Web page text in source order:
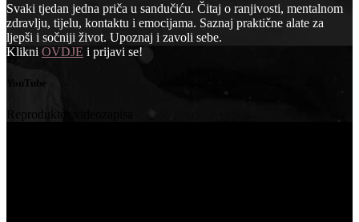
Svaki tjedan jedna priča u sandučiću. Čitaj o ranjivosti, mentalnom
zdravlju, tijelu, kontaktu i emocijama. Saznaj praktične alate za
ljepši i sočniji život. Upoznaj i zavoli sebe.
Klikni OVDJE i prijavi se!
YouTube
Reproduktor videozapisa